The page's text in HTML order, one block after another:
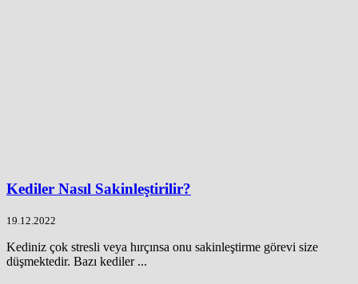
Kediler Nasıl Sakinleştirilir?
19.12.2022
Kediniz çok stresli veya hırçınsa onu sakinleştirme görevi size
düşmektedir. Bazı kediler ...